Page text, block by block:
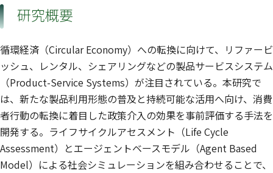
研究概要
循環経済（Circular Economy）への転換に向けて、リファービ
ッシュ、レンタル、シェアリングなどの製品サービスシステム
（Product-Service Systems）が注目されている。本研究で
は、新たな製品利用形態の普及と持続可能な活用へ向け、消費
者行動の転換に着目した政策介入の効果を事前評価する手法を
開発する。ライフサイクルアセスメント（Life Cycle
Assessment）とエージェントベースモデル（Agent Based
Model）による社会シミュレーションを組み合わせることで、